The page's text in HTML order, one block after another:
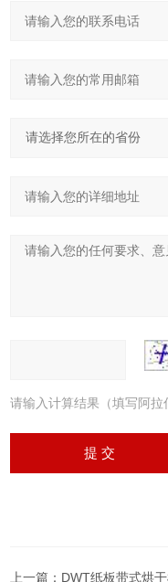
请输入计算结果（填写阿
上一篇： DWT纸板带式烘